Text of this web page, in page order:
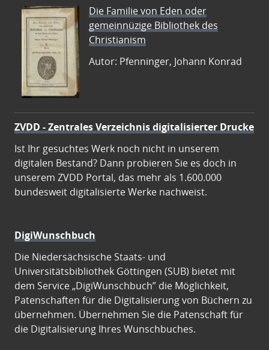
Die Familie von Eden oder
gemeinnüzige Bibliothek des
Christianism
Autor: Pfenninger, Johann Konrad
ZVDD - Zentrales Verzeichnis digitalisierter Drucke
Ist Ihr gesuchtes Werk noch nicht in unserem
digitalen Bestand? Dann probieren Sie es doch in
unserem ZVDD Portal, das mehr als 1.600.000
bundesweit digitalisierte Werke nachweist.
DigiWunschbuch
Die Niedersächsische Staats- und
Universitätsbibliothek Göttingen (SUB) bietet mit
dem Service „DigiWunschbuch” die Möglichkeit,
Patenschaften für die Digitalisierung von Büchern zu
übernehmen. Übernehmen Sie die Patenschaft für
die Digitalisierung Ihres Wunschbuches.